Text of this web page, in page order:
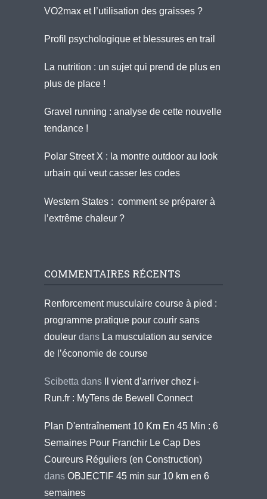
VO2max et l’utilisation des graisses ?
Profil psychologique et blessures en trail
La nutrition : un sujet qui prend de plus en
plus de place !
Gravel running : analyse de cette nouvelle
tendance !
Polar Street X : la montre outdoor au look
urbain qui veut casser les codes
Western States : comment se préparer à
l’extrême chaleur ?
COMMENTAIRES RÉCENTS
Renforcement musculaire course à pied :
programme pratique pour courir sans
douleur dans La musculation au service
de l’économie de course
Scibetta dans
Il vient d’arriver chez i-
Run.fr : MyTens de Bewell Connect
Plan D'entraînement 10 Km En 45 Min : 6
Semaines Pour Franchir Le Cap Des
Coureurs Réguliers (en Construction)
dans OBJECTIF 45 min sur 10 km en 6
semaines